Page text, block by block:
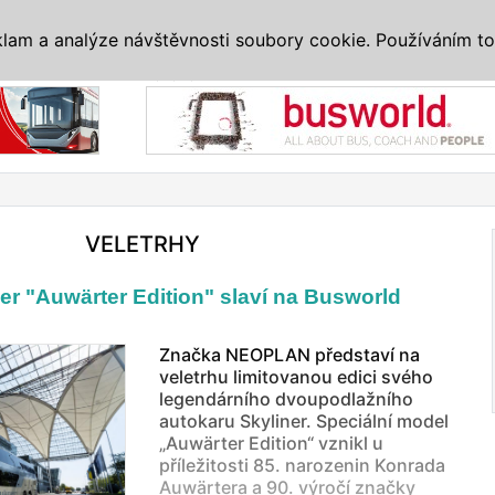
VELETRHY
"Auwärter Edition" slaví na Busworld
Značka NEOPLAN představí na
veletrhu limitovanou edici svého
legendárního dvoupodlažního
autokaru Skyliner. Speciální model
„Auwärter Edition“ vznikl u
příležitosti 85. narozenin Konrada
Auwärtera a 90. výročí značky
a analýze návštěvnosti soubory cookie. Používáním